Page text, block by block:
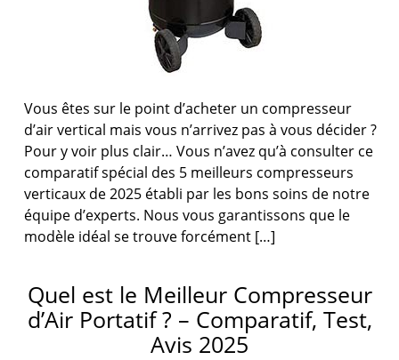
Vous êtes sur le point d’acheter un compresseur
d’air vertical mais vous n’arrivez pas à vous décider ?
Pour y voir plus clair… Vous n’avez qu’à consulter ce
comparatif spécial des 5 meilleurs compresseurs
verticaux de 2025 établi par les bons soins de notre
équipe d’experts. Nous vous garantissons que le
modèle idéal se trouve forcément […]
Quel est le Meilleur Compresseur
d’Air Portatif ? – Comparatif, Test,
Avis 2025